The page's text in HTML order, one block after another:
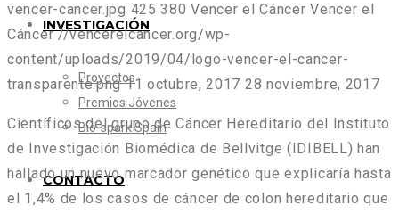
INVESTIGACIÓN
Proyectos
Premios Jóvenes
Bio-spark Spain
CONTACTO
vencer-cancer.jpg 425 380 Vencer el Cáncer Vencer el
Cáncer //vencerelcancer.org/wp-
content/uploads/2019/04/logo-vencer-el-cancer-
transparente.png 11 octubre, 2017 28 noviembre, 2017
Científicos del grupo de Cáncer Hereditario del Instituto
de Investigación Biomédica de Bellvitge (IDIBELL) han
hallado un nuevo marcador genético que explicaría hasta
el 1,4% de los casos de cáncer de colon hereditario que